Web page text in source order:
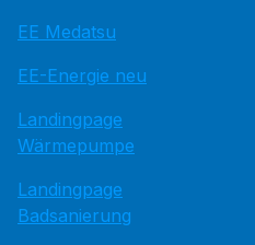
EE Medatsu
EE-Energie neu
Landingpage
Wärmepumpe
Landingpage
Badsanierung